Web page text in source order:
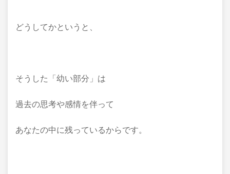
どうしてかというと、
そうした「幼い部分」は
過去の思考や感情を伴って
あなたの中に残っているからです。